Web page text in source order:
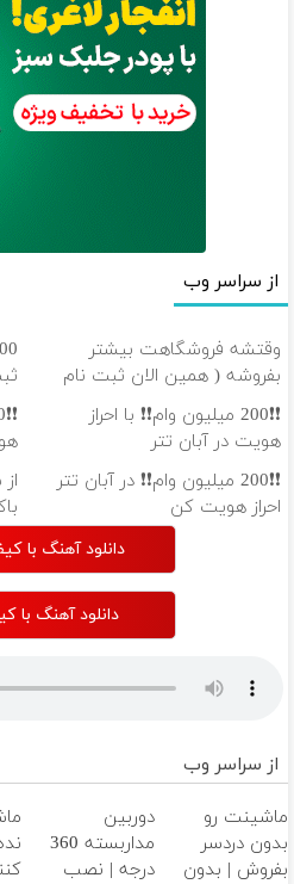
از سراسر وب
وقتشه فروشگاهت بیشتر
بفروشه ( همین الان ثبت نام
کن )
❗❗200 میلیون وام❗❗ با احراز
هویت در آبان تتر
❗❗200 میلیون وام❗❗ در آبان تتر
احراز هویت کن
دانلود آهنگ با
دانلود آهنگ با
از سراسر وب
ماشینت رو
بدون دردسر
بفروش | بدون
دوربین
مداربسته 360
درجه | نصب